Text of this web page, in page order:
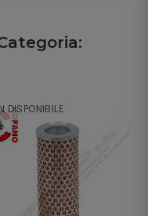
DISPONIBILE